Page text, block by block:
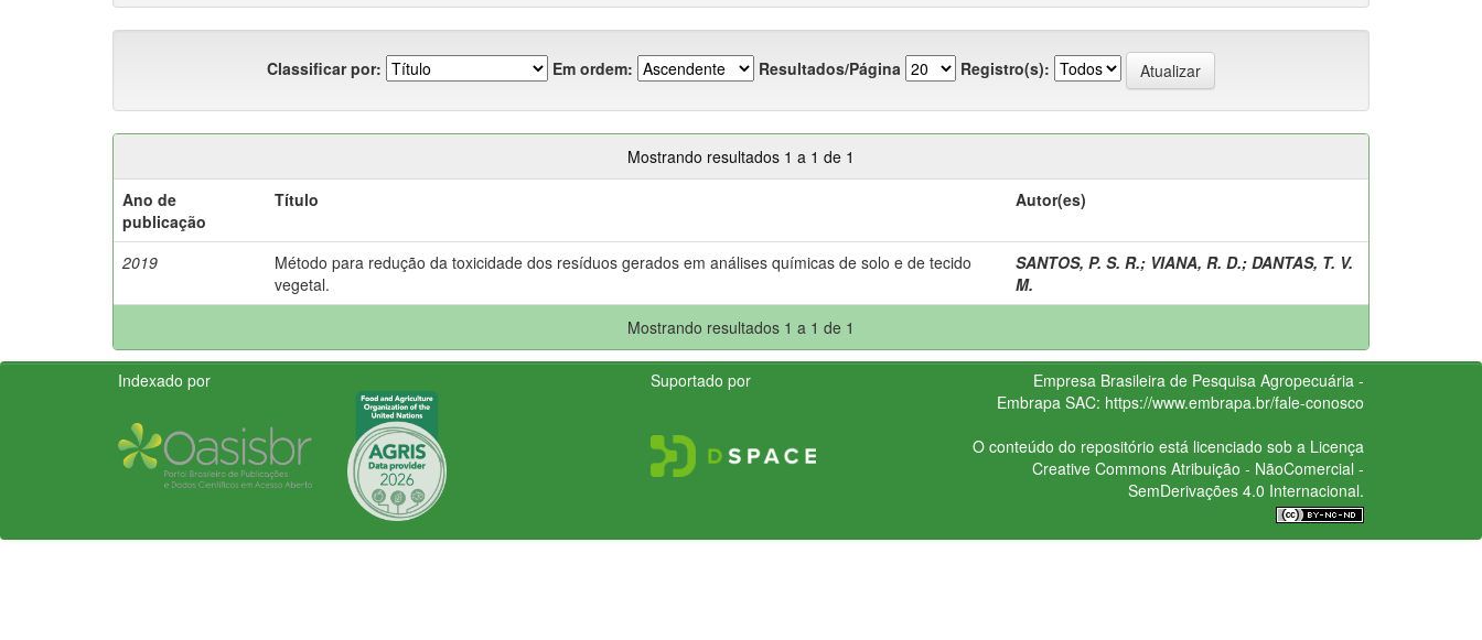
Classificar por: Em ordem: Resultados/Página Registro(s):
Mostrando resultados 1 a 1 de 1
Ano de
publicação
Título Autor(es)
2019
Método para redução da toxicidade dos resíduos gerados em análises químicas de solo e de tecido
vegetal.
SANTOS, P. S. R.; VIANA, R. D.; DANTAS, T. V.
M.
Mostrando resultados 1 a 1 de 1
Indexado por Suportado por
Empresa Brasileira de Pesquisa Agropecuária -
Embrapa SAC: https://www.embrapa.br/fale-conosco
O conteúdo do repositório está licenciado sob a Licença
Creative CommonsAtribuição - NãoComercial -
SemDerivações 4.0 Internacional.